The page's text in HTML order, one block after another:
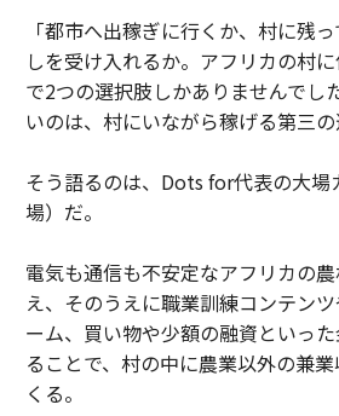
「都市へ出稼ぎに行くか、村に残
しを受け入れるか。アフリカの村
で2つの選択肢しかありませんでし
いのは、村にいながら稼げる第三の
そう語るのは、Dots for代表の大場
場）だ。
電気も通信も不安定なアフリカの
え、そのうえに職業訓練コンテン
ーム、買い物や少額の融資といっ
ることで、村の中に農業以外の兼
くる。